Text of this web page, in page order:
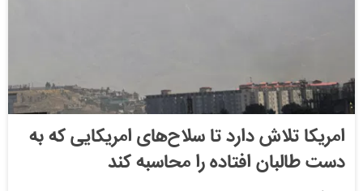
امریکا تلاش دارد تا سلاح‌های امریکایی که به
دست طالبان افتاده را محاسبه کند